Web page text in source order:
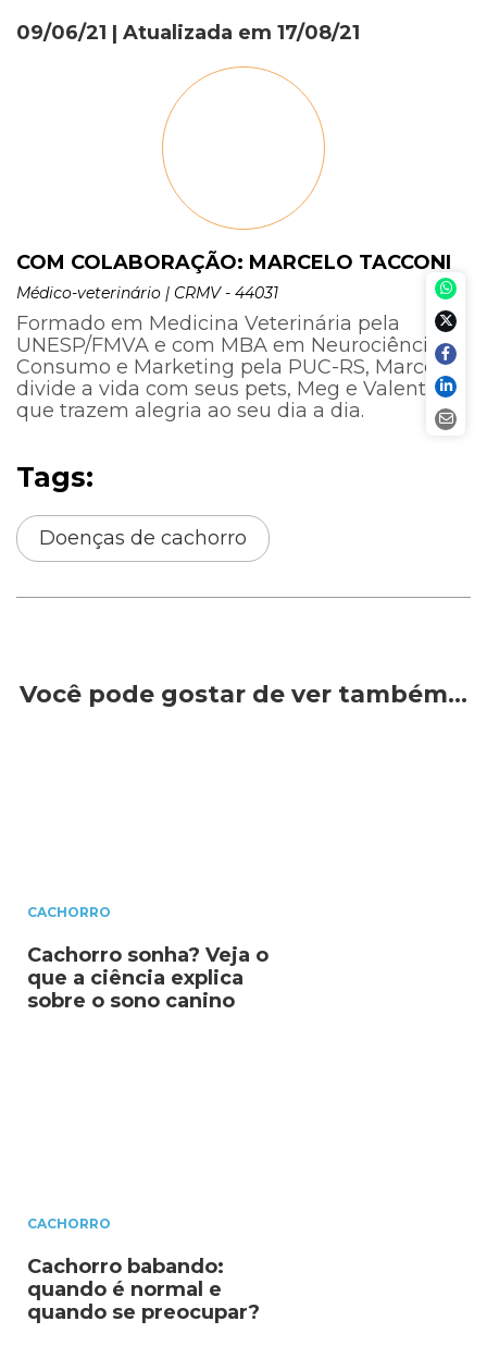
09/06/21 | Atualizada em 17/08/21
COM COLABORAÇÃO: MARCELO TACCONI
Médico-veterinário | CRMV - 44031
Formado em Medicina Veterinária pela
UNESP/FMVA e com MBA em Neurociência,
Consumo e Marketing pela PUC-RS, Marcelo
divide a vida com seus pets, Meg e Valentina,
que trazem alegria ao seu dia a dia.
Tags:
Doenças de cachorro
Você pode gostar de ver também…
CACHORRO
Cachorro sonha? Veja o
que a ciência explica
sobre o sono canino
CACHORRO
Cachorro babando:
quando é normal e
quando se preocupar?